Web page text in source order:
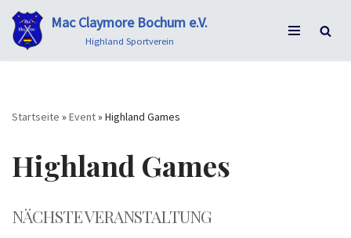
Zum
Inhalt
Mac Claymore Bochum e.V.
Highland Sportverein
Startseite » Event» Highland Games
Highland Games
NÄCHSTE VERANSTALTUNG